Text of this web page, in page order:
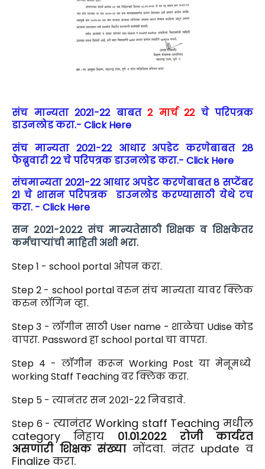
संच मान्यता 2021-22 बाबत 2 मार्च 22चे परिपत्रक
डाउनलोड करा.- Click Here
संच मान्यता 2021-22 आधार अपडेट करणेबाबत 28
फेब्रुवारी 22 चे परिपत्रक डाउनलोड करा.- Click Here
संचमान्यता 2021-22 आधार अपडेट करणेबाबत 8 सप्टेंबर
21 चे शासन परिपत्रक डाउनलोड करण्यासाठी येथे टच
करा. - Click Here
सन २०21-२०२2 संच मान्यतेसाठी शिक्षक व शिक्षकेतर
कर्मचाऱ्यांची माहिती अशी भरा.
Step 1 - school portal ओपन करा.
Step 2 - school portal वरुन संच मान्यता यावर क्लिक
करुन लॉगिन व्हा.
Step 3 - लॉगीन साठी User name - शाळेचा Udise कोड
वापरा. Password हा school portal चा वापरा.
Step 4 - लॉगीन करून Working Post या मेनूमध्ये
working Staff Teaching वर क्लिक करा.
Step 5 - त्यानंतर सन २०21-२2 निवडावे.
Step 6 - त्यानंतर Working staff Teaching मधील
category निहाय ०१.01.२०22 रोजी कार्यरत
असणारी शिक्षक संख्यानोंदवा. नंतर update व
Finalize करा.